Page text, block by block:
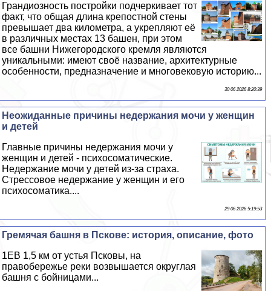
Грандиозность постройки подчеркивает тот
факт, что общая длина крепостной стены
превышает два километра, а укрепляют её
в различных местах 13 башен, при этом
все башни Нижегородского кремля являются
уникальными: имеют своё название, архитектурные
особенности, предназначение и многовековую историю...
30 06 2026 8:20:39
Неожиданные причины недержания мочи у женщин
и детей
Главные причины недержания мочи у
женщин и детей - психосоматические.
Недержание мочи у детей из-за стpaxa.
Стрессовое недержание у женщин и его
психосоматика....
29 06 2026 5:19:53
Гремячая башня в Пскове: история, описание, фото
1EВ 1,5 км от устья Псковы, на
правобережье реки возвышается округлая
башня с бойницами...